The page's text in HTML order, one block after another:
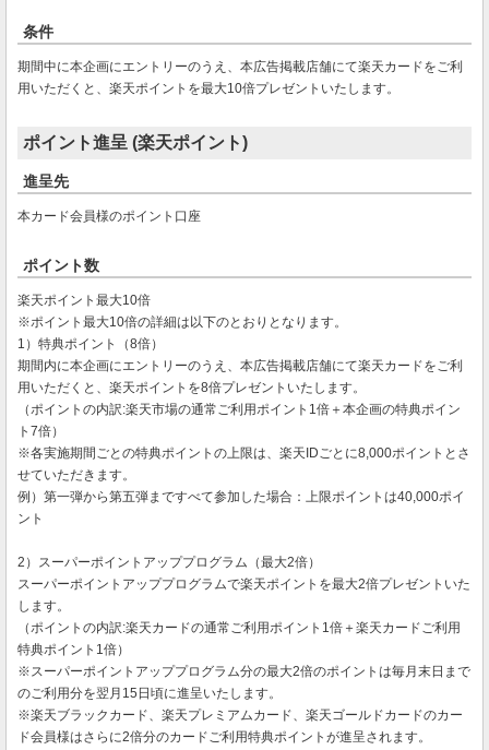
条件
期間中に本企画にエントリーのうえ、本広告掲載店舗にて楽天カードをご利
用いただくと、楽天ポイントを最大10倍プレゼントいたします。
ポイント進呈 (楽天ポイント)
進呈先
本カード会員様のポイント口座
ポイント数
楽天ポイント最大10倍
※ポイント最大10倍の詳細は以下のとおりとなります。
1）特典ポイント（8倍）
期間内に本企画にエントリーのうえ、本広告掲載店舗にて楽天カードをご利
用いただくと、楽天ポイントを8倍プレゼントいたします。
（ポイントの内訳:楽天市場の通常ご利用ポイント1倍＋本企画の特典ポイン
ト7倍）
※各実施期間ごとの特典ポイントの上限は、楽天IDごとに8,000ポイントとさ
せていただきます。
例）第一弾から第五弾まですべて参加した場合：上限ポイントは40,000ポイ
ント
2）スーパーポイントアッププログラム（最大2倍）
スーパーポイントアッププログラムで楽天ポイントを最大2倍プレゼントいた
します。
（ポイントの内訳:楽天カードの通常ご利用ポイント1倍＋楽天カードご利用
特典ポイント1倍）
※スーパーポイントアッププログラム分の最大2倍のポイントは毎月末日まで
のご利用分を翌月15日頃に進呈いたします。
※楽天ブラックカード、楽天プレミアムカード、楽天ゴールドカードのカー
ド会員様はさらに2倍分のカードご利用特典ポイントが進呈されます。